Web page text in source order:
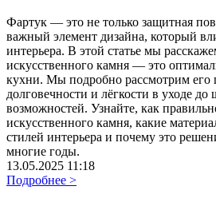
Фартук — это не только защитная
важный элемент дизайна, который
интерьера. В этой статье мы
искусственного камня — это
кухни. Мы подробно рассмотрим его
долговечности и лёгкости в уходе
возможностей. Узнайте, как
искусственного камня, какие
стилей интерьера и почему это
многие годы.
13.05.2025 11:18
Подробнее >